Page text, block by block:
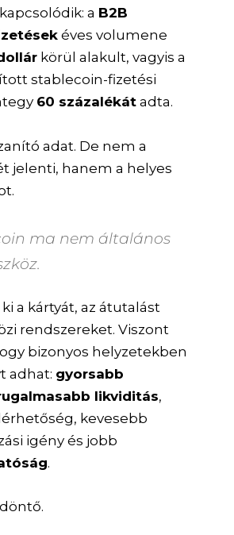
a B2B
éves volumene
körül alakult, vagyis a
stablecoin-fizetési
60 százalékát adta.
adat. De nem a
jelenti, hanem a helyes
ma nem általános
a kártyát, az átutalást
rendszereket. Viszont
bizonyos helyzetekben
adhat: gyorsabb
likviditás,
kevesebb
igény és jobb
.